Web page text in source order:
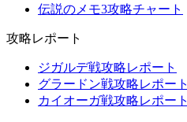
伝説のメモ3攻略チャート
攻略レポート
ジガルデ戦攻略レポート
グラードン戦攻略レポート
カイオーガ戦攻略レポート